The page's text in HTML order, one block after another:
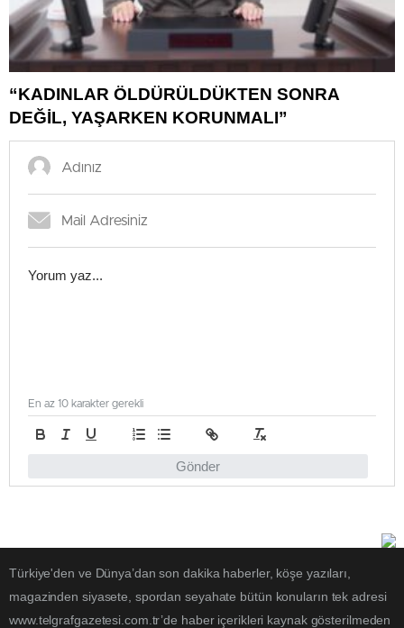
“KADINLAR ÖLDÜRÜLDÜKTEN SONRA
DEĞİL, YAŞARKEN KORUNMALI”
Gönder
En az 10 karakter gerekli
Türkiye'den ve Dünya’dan son dakika haberler, köşe yazıları,
magazinden siyasete, spordan seyahate bütün konuların tek adresi
www.telgrafgazetesi.com.tr’de haber içerikleri kaynak gösterilmeden